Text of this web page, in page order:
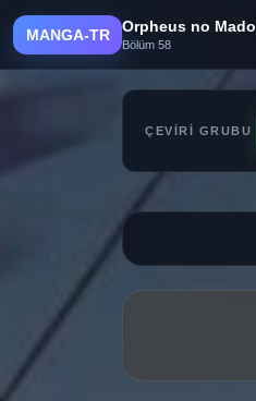
MANGA-TR Orpheus no Mado
Bölüm 58
ÇEVIRI GRUBU